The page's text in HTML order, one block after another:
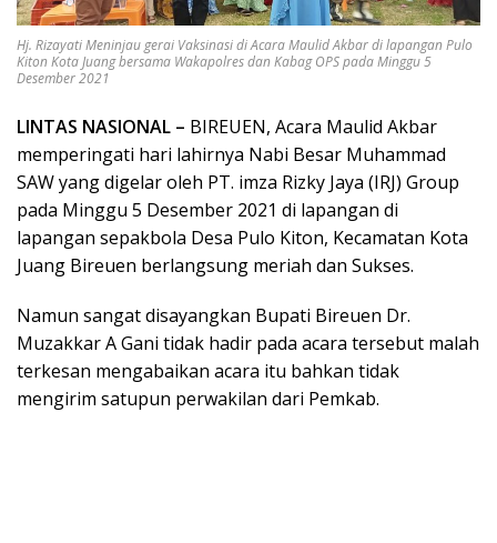
Hj. Rizayati Meninjau gerai Vaksinasi di Acara Maulid Akbar di lapangan Pulo
Kiton Kota Juang bersama Wakapolres dan Kabag OPS pada Minggu 5
Desember 2021
LINTAS NASIONAL – BIREUEN, Acara Maulid Akbar
memperingati hari lahirnya Nabi Besar Muhammad
SAW yang digelar oleh PT. imza Rizky Jaya (IRJ) Group
pada Minggu 5 Desember 2021 di lapangan di
lapangan sepakbola Desa Pulo Kiton, Kecamatan Kota
Juang Bireuen berlangsung meriah dan Sukses.
Namun sangat disayangkan Bupati Bireuen Dr.
Muzakkar A Gani tidak hadir pada acara tersebut malah
terkesan mengabaikan acara itu bahkan tidak
mengirim satupun perwakilan dari Pemkab.